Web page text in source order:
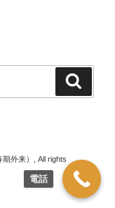
外来）, All rights
電話